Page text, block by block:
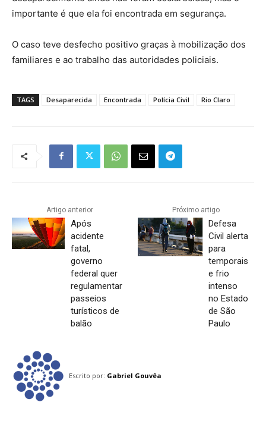
importante é que ela foi encontrada em segurança.
O caso teve desfecho positivo graças à mobilização dos
familiares e ao trabalho das autoridades policiais.
TAGS Desaparecida Encontrada Polícia Civil Rio Claro
Artigo anterior
Após
acidente
fatal,
governo
federal quer
regulamentar
passeios
turísticos de
balão
Próximo artigo
Defesa
Civil alerta
para
temporais
e frio
intenso
no Estado
de São
Paulo
Escrito por: Gabriel Gouvêa